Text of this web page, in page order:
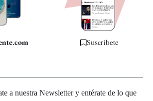
Suscríbete
a nuestra Newsletter y entérate de lo que